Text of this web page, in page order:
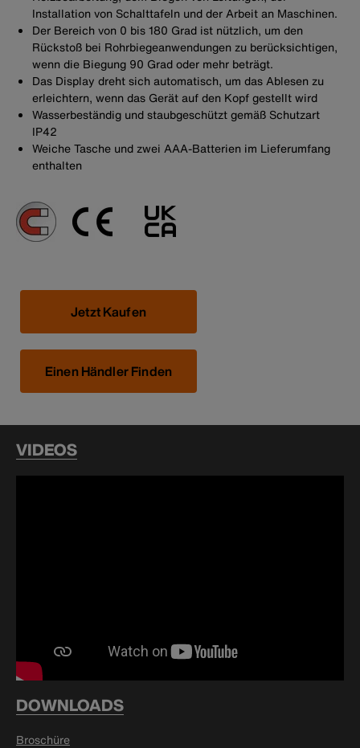
Installation von Schalttafeln und der Arbeit an Maschinen.
Der Bereich von 0 bis 180 Grad ist nützlich, um den
Rückstoß bei Rohrbiegeanwendungen zu berücksichtigen,
wenn die Biegung 90 Grad oder mehr beträgt.
Das Display dreht sich automatisch, um das Ablesen zu
erleichtern, wenn das Gerät auf den Kopf gestellt wird
Wasserbeständig und staubgeschützt gemäß Schutzart
IP42
Weiche Tasche und zwei AAA-Batterien im Lieferumfang
enthalten
Jetzt Kaufen
Einen Händler Finden
VIDEOS
DOWNLOADS
Broschüre